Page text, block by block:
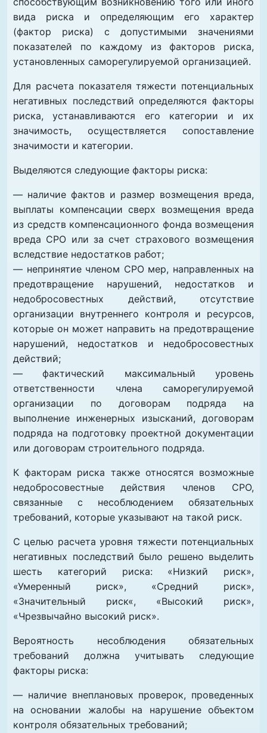
вида риска и определяющим его характер
(фактор риска) с допустимыми значениями
показателей по каждому из факторов риска,
установленных саморегулируемой организацией.
Для расчета показателя тяжести потенциальных
негативных последствий определяются факторы
риска, устанавливаются его категории и их
значимость, осуществляется сопоставление
значимости и категории.
Выделяются следующие факторы риска:
— наличие фактов и размер возмещения вреда,
выплаты компенсации сверх возмещения вреда
из средств компенсационного фонда возмещения
вреда СРО или за счет страхового возмещения
вследствие недостатков работ;
— непринятие членом СРО мер, направленных на
предотвращение нарушений, недостатков и
недобросовестных действий, отсутствие
организации внутреннего контроля и ресурсов,
которые он может направить на предотвращение
нарушений, недостатков и недобросовестных
действий;
— фактический максимальный уровень
ответственности члена саморегулируемой
организации по договорам подряда на
выполнение инженерных изысканий, договорам
подряда на подготовку проектной документации
или договорам строительного подряда.
К факторам риска также относятся возможные
недобросовестные действия членов СРО,
связанные с несоблюдением обязательных
требований, которые указывают на такой риск.
С целью расчета уровня тяжести потенциальных
негативных последствий было решено выделить
шесть категорий риска: «Низкий риск»,
«Умеренный риск», «Средний риск»,
«Значительный риск«, «Высокий риск»,
«Чрезвычайно высокий риск».
Вероятность несоблюдения обязательных
требований должна учитывать следующие
факторы риска:
— наличие внеплановых проверок, проведенных
на основании жалобы на нарушение объектом
контроля обязательных требований;